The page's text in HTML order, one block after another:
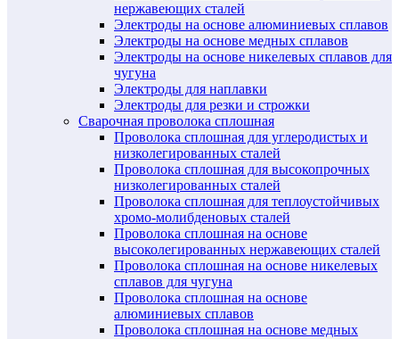
нержавеющих сталей
Электроды на основе алюминиевых сплавов
Электроды на основе медных сплавов
Электроды на основе никелевых сплавов для
чугуна
Электроды для наплавки
Электроды для резки и строжки
Сварочная проволока сплошная
Проволока сплошная для углеродистых и
низколегированных сталей
Проволока сплошная для высокопрочных
низколегированных сталей
Проволока сплошная для теплоустойчивых
хромо-молибденовых сталей
Проволока сплошная на основе
высоколегированных нержавеющих сталей
Проволока сплошная на основе никелевых
сплавов для чугуна
Проволока сплошная на основе
алюминиевых сплавов
Проволока сплошная на основе медных